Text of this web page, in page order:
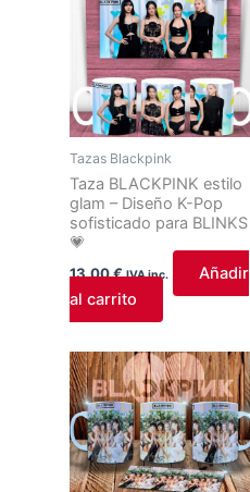
Tazas Blackpink
Taza BLACKPINK estilo
glam – Diseño K-Pop
sofisticado para BLINKS
💗
13,00€ IVA inc.
Añadir
al carrito